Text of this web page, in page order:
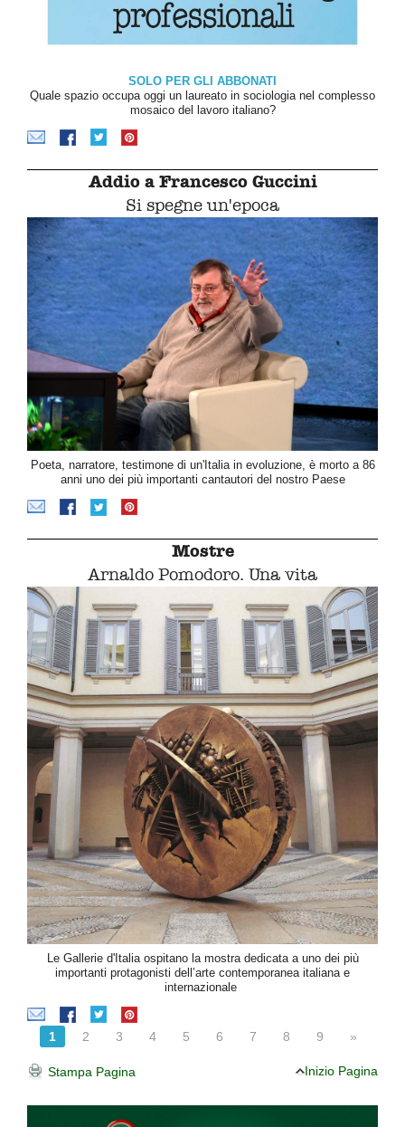
SOLO PER GLI ABBONATI
Quale spazio occupa oggi un laureato in sociologia nel complesso
mosaico del lavoro italiano?
Addio a Francesco Guccini
Si spegne un'epoca
Poeta, narratore, testimone di un'Italia in evoluzione, è morto a 86
anni uno dei più importanti cantautori del nostro Paese
Mostre
Arnaldo Pomodoro. Una vita
Le Gallerie d'Italia ospitano la mostra dedicata a uno dei più
importanti protagonisti dell’arte contemporanea italiana e
internazionale
1 2 3 4 5 6 7 8 9 »
Stampa Pagina Inizio Pagina